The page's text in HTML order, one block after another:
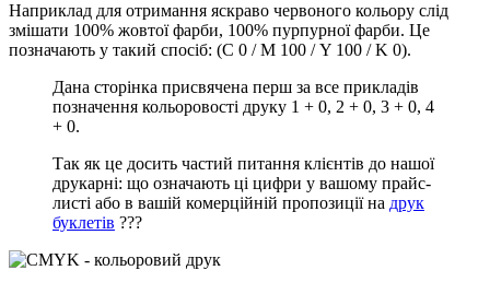
Наприклад для отримання яскраво червоного кольору слід
змішати 100% жовтої фарби, 100% пурпурної фарби. Це
позначають у такий спосіб: (С 0 / М 100 / Y 100 / K 0).
Дана сторінка присвячена перш за все прикладів
позначення кольоровості друку 1 + 0, 2 + 0, 3 + 0, 4
+ 0.
Так як це досить частий питання клієнтів до нашої
друкарні: що означають ці цифри у вашому прайс-
листі або в вашій комерційній пропозиції на друк
буклетів ???